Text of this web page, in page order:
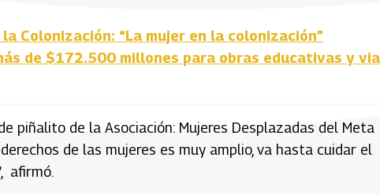
Colonización: “La mujer en la colonización”
de $172.500 millones para obras educativas y
piñalito de la Asociación: Mujeres Desplazadas del Meta
de las mujeres es muy amplio, va hasta cuidar el
afirmó.